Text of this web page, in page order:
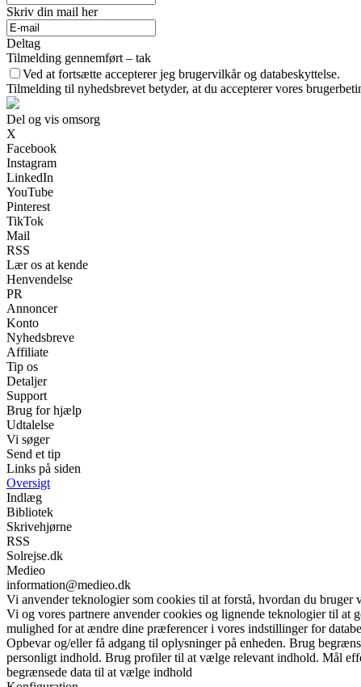
Skriv din mail her
Deltag
Tilmelding gennemført – tak
Ved at fortsætte accepterer jeg brugervilkår og databeskyttelse.
Tilmelding til nyhedsbrevet betyder, at du accepterer vores
Del og vis omsorg
X
Facebook
Instagram
LinkedIn
YouTube
Pinterest
TikTok
Mail
RSS
Lær os at kende
Henvendelse
PR
Annoncer
Konto
Nyhedsbreve
Affiliate
Tip os
Detaljer
Support
Brug for hjælp
Udtalelse
Vi søger
Send et tip
Links på siden
Oversigt
Indlæg
Bibliotek
Skrivehjørne
RSS
Solrejse.dk
Medieo
information@medieo.dk
Vi anvender teknologier som cookies til at forstå, hvordan du bruger
Vi og vores partnere anvender cookies og lignende teknologier til at
mulighed for at ændre dine præferencer i vores indstillinger for
Opbevar og/eller få adgang til oplysninger på enheden. Brug
personligt indhold. Brug profiler til at vælge relevant indhold. Mål
begrænsede data til at vælge indhold